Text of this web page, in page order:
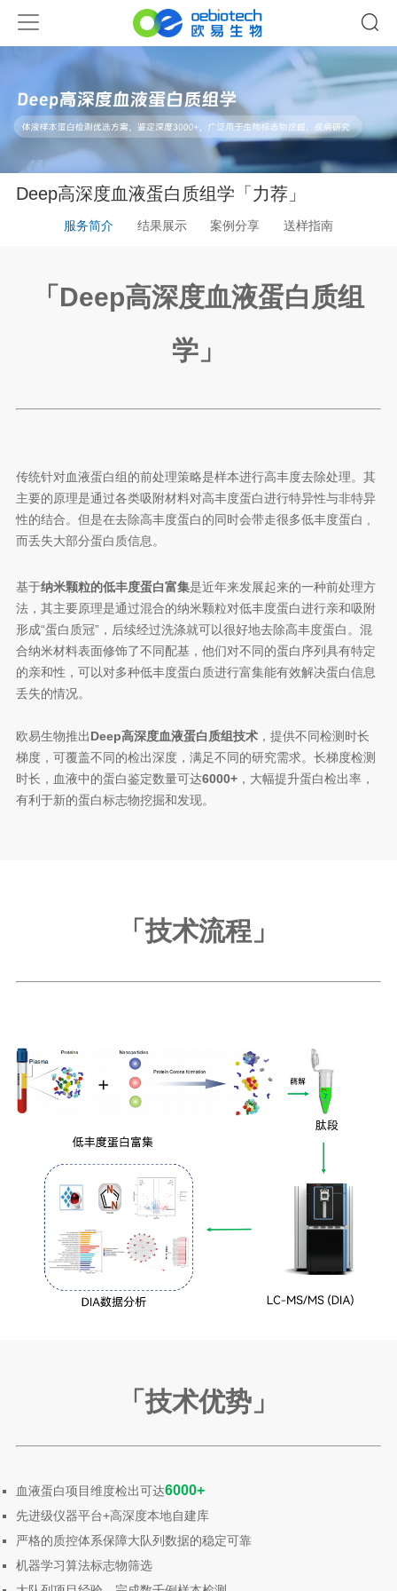
Deep高深度血液蛋白质组学「力荐」
服务简介 结果展示 案例分享 送样指南
「 Deep高深度血液蛋白质组
学 」
传统针对血液蛋白组的前处理策略是样本进行高丰度去除处理。其
主要的原理是通过各类吸附材料对高丰度蛋白进行特异性与非特异
性的结合。但是在去除高丰度蛋白的同时会带走很多低丰度蛋白 ,
而丢失大部分蛋白质信息。
基于纳米颗粒的低丰度蛋白富集是近年来发展起来的一种前处理方
法，其主要原理是通过混合的纳米颗粒对低丰度蛋白进行亲和吸附
形成“蛋白质冠”，后续经过洗涤就可以很好地去除高丰度蛋白。混
合纳米材料表面修饰了不同配基，他们对不同的蛋白序列具有特定
的亲和性，可以对多种低丰度蛋白质进行富集能有效解决蛋白信息
丢失的情况。
欧易生物推出Deep高深度血液蛋白质组技术，提供不同检测时长
梯度，可覆盖不同的检出深度，满足不同的研究需求。长梯度检测
时长，血液中的蛋白鉴定数量可达6000+，大幅提升蛋白检出率，
有利于新的蛋白标志物挖掘和发现。
「技术流程」
「技术优势 」
血液蛋白项目维度检出可达6000+
先进级仪器平台+高深度本地自建库
严格的质控体系保障大队列数据的稳定可靠
机器学习算法标志物筛选